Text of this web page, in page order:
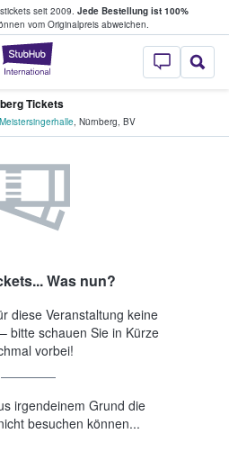
seit 2009. Jede Bestellung ist 100%
vom Originalpreis abweichen.
StubHub - Wo
verkaufen
Tickets
Meistersingerhalle, Nürnberg, BV
Was nun?
diese Veranstaltung keine
bitte schauen Sie in Kürze
vorbei!
irgendeinem Grund die
besuchen können...